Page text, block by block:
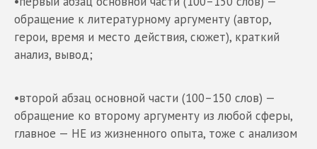
обращение к литературному аргументу (автор,
герои, время и место действия, сюжет), краткий
анализ, вывод;
•второй абзац основной части (100–150 слов) —
обращение ко второму аргументу из любой сферы,
главное — НЕ из жизненного опыта, тоже с анализом